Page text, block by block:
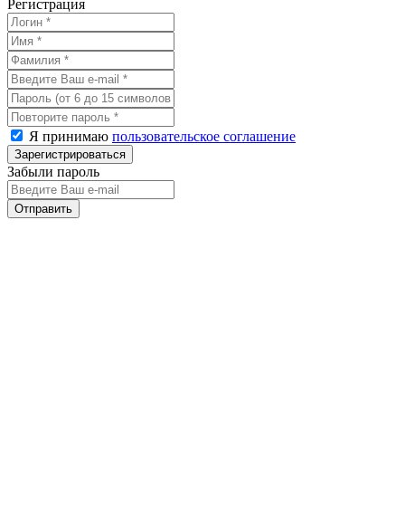
Регистрация
Я принимаю пользовательское соглашение
Забыли пароль